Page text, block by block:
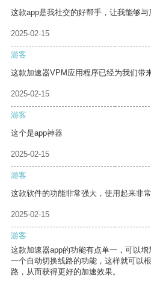
这款app是我社交的好帮手，让我能够与
2025-02-15
游客
这款加速器VPM应用程序已经为我们带
2025-02-15
游客
这个是app神器
2025-02-15
游客
这款软件的功能非常强大，使用起来非常
2025-02-15
游客
这款加速器app的功能有点单一，可以
一个自动切换线路的功能，这样就可以
路，从而获得更好的加速效果。